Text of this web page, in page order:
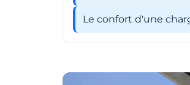
Le confort d'une